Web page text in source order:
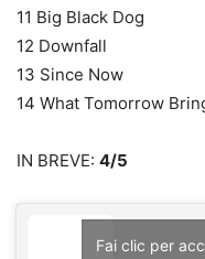
11 Big Black Dog
12 Downfall
13 Since Now
14 What Tomorrow
IN BREVE: 4/5
Fai clic per